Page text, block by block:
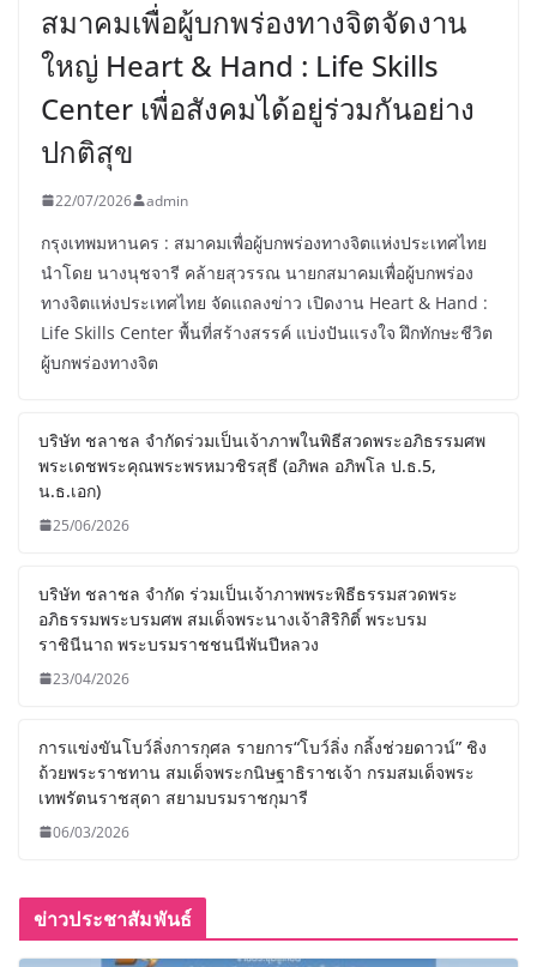
สมาคมเพื่อผู้บกพร่องทางจิตจัดงาน
ใหญ่ Heart & Hand : Life Skills
Center เพื่อสังคมได้อยู่ร่วมกันอย่าง
ปกติสุข
22/07/2026 admin
กรุงเทพมหานคร : สมาคมเพื่อผู้บกพร่องทางจิตแห่งประเทศไทย
นำโดย นางนุชจารี คล้ายสุวรรณ นายกสมาคมเพื่อผู้บกพร่อง
ทางจิตแห่งประเทศไทย จัดแถลงข่าว เปิดงาน Heart & Hand :
Life Skills Center พื้นที่สร้างสรรค์ แบ่งปันแรงใจ ฝึกทักษะชีวิต
ผู้บกพร่องทางจิต
บริษัท ชลาชล จำกัดร่วมเป็นเจ้าภาพในพิธีสวดพระอภิธรรมศพ
พระเดชพระคุณพระพรหมวชิรสุธี (อภิพล อภิพโล ป.ธ.5,
น.ธ.เอก)
25/06/2026
บริษัท ชลาชล จำกัด ร่วมเป็นเจ้าภาพพระพิธีธรรมสวดพระ
อภิธรรมพระบรมศพ สมเด็จพระนางเจ้าสิริกิติ์ พระบรม
ราชินีนาถ พระบรมราชชนนีพันปีหลวง
23/04/2026
การแข่งขันโบว์ลิ่งการกุศล รายการ“โบว์ลิ่ง กลิ้งช่วยดาวน์” ชิง
ถ้วยพระราชทาน สมเด็จพระกนิษฐาธิราชเจ้า กรมสมเด็จพระ
เทพรัตนราชสุดา สยามบรมราชกุมารี
06/03/2026
ข่าวประชาสัมพันธ์